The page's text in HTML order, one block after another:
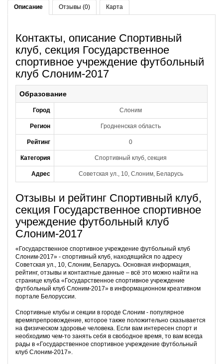
Описание Отзывы (0) Карта
Контакты, описание Спортивный
клуб, секция Государственное
спортивное учреждение футбольный
клуб Слоним-2017
Образование
Город Слоним
Регион Гродненская область
Рейтинг 0
Категория Спортивный клуб, секция
Адрес Советская ул., 10, Слоним, Беларусь
Отзывы и рейтинг Спортивный клуб,
секция Государственное спортивное
учреждение футбольный клуб
Слоним-2017
«Государственное спортивное учреждение футбольный клуб
Слоним-2017» - спортивный клуб, находящийся по адресу
Советская ул., 10, Слоним, Беларусь. Основная информация,
рейтинг, отзывы и контактные данные – всё это можно найти на
странице клуба «Государственное спортивное учреждение
футбольный клуб Слоним-2017» в информационном креативном
портале Белоруссии.
Спортивные клубы и секции в городе Слоним - популярное
времяпрепровождение, которое также положительно сказывается
на физическом здоровье человека. Если вам интересен спорт и
необходимо чем-то занять себя в свободное время, то вам всегда
рады в «Государственное спортивное учреждение футбольный
клуб Слоним-2017».